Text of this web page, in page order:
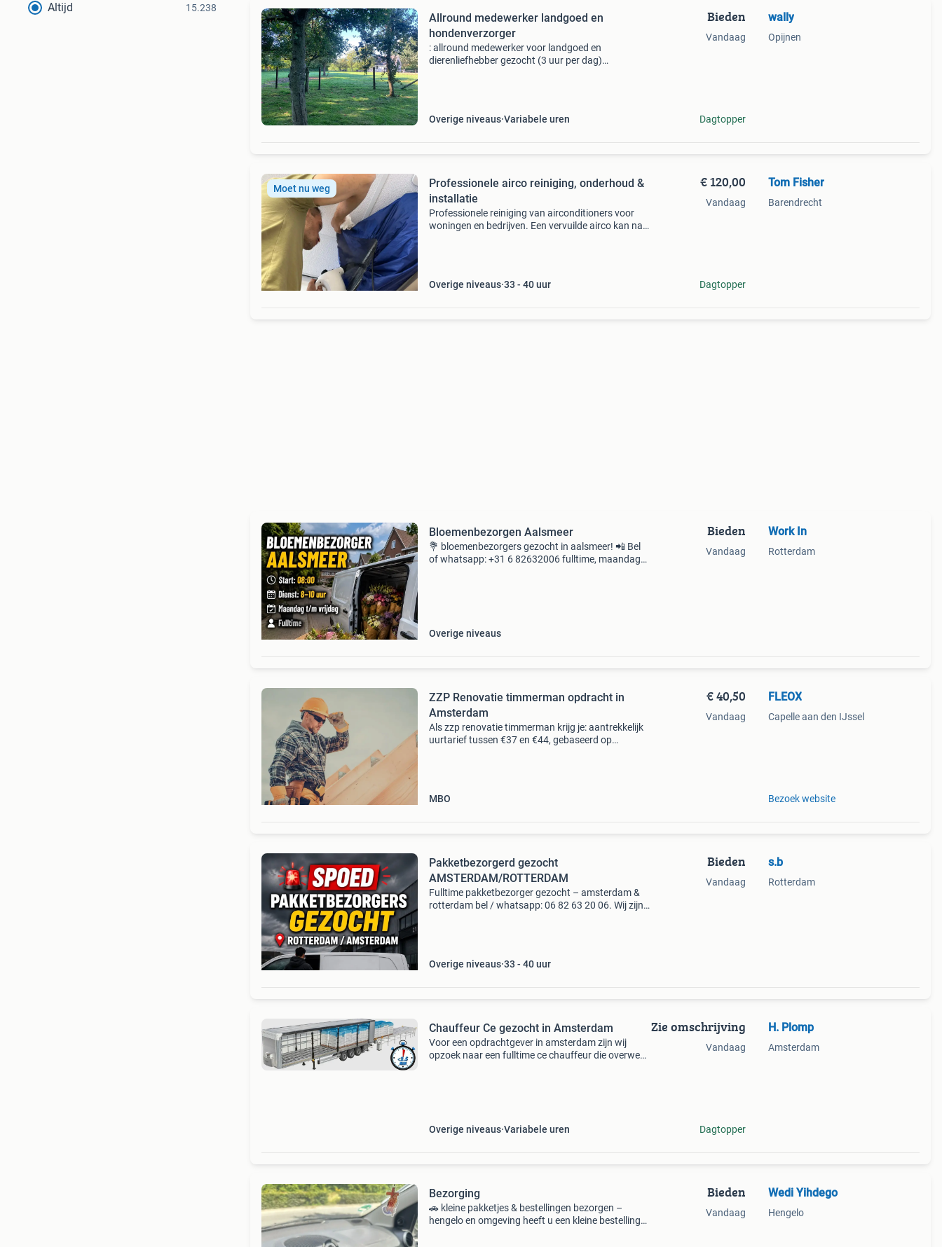
Altijd 15.238
Allround medewerker landgoed en
hondenverzorger
: allround medewerker voor landgoed en
dierenliefhebber gezocht (3 uur per dag)
Overige niveaus Variabele uren
Bieden
Vandaag
Dagtopper
wally
Opijnen
Moet nu weg
Professionele airco reiniging, onderhoud &
installatie
Professionele reiniging van airconditioners voor
woningen en bedrijven. Een vervuilde airco kan nare
Overige niveaus 33 - 40 uur
€ 120,00
Vandaag
Dagtopper
Tom Fisher
Barendrecht
Bloemenbezorgen Aalsmeer
💐 bloemenbezorgers gezocht in aalsmeer! 📲 Bel
of whatsapp: +31 6 82632006 fulltime, maandag
Overige niveaus
Bieden
Vandaag
Work In
Rotterdam
ZZP Renovatie timmerman opdracht in
Amsterdam
Als zzp renovatie timmerman krijg je: aantrekkelijk
uurtarief tussen €37 en €44, gebaseerd op
MBO
€ 40,50
Vandaag
FLEOX
Capelle aan den IJssel
Bezoek website
Pakketbezorgerd gezocht
AMSTERDAM/ROTTERDAM
Fulltime pakketbezorger gezocht – amsterdam &
rotterdam bel / whatsapp: 06 82 63 20 06. Wij zijn
Overige niveaus 33 - 40 uur
Bieden
Vandaag
s.b
Rotterdam
Chauffeur Ce gezocht in Amsterdam
Voor een opdrachtgever in amsterdam zijn wij
opzoek naar een fulltime ce chauffeur die overweg
Overige niveaus Variabele uren
Zie omschrijving
Vandaag
Dagtopper
H. Plomp
Amsterdam
Bezorging
🚗 kleine pakketjes & bestellingen bezorgen –
hengelo en omgeving heeft u een kleine bestelling
Bieden
Vandaag
Wedi Yihdego
Hengelo